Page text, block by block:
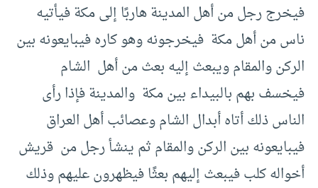
فيخرج رجل من أهل ‏المدينة‏ ‏هاربًا إلى ‏مكة ‏فيأتيه
ناس من أهل‏ ‏مكة ‏ ‏فيخرجونه وهو كاره فيبايعونه بين
الركن‏ ‏والمقام ‏‏ويبعث إليه بعث من أهل ‏ ‏الشام‏
‏فيخسف بهم ‏بالبيداء‏ ‏بين‏ ‏مكة ‏ ‏والمدينة ‏فإذا رأى
الناس ذلك أتاه أبدال ‏الشام‏ ‏وعصائب‏ ‏أهل ‏العراق‏
‏فيبايعونه بين الركن ‏والمقام ‏ثم ينشأ رجل من ‏ ‏قريش‏
‏أخواله‏ ‏كلب‏ ‏فيبعث إليهم‏ ‏بعثًا ‏فيظهرون ‏عليهم وذلك